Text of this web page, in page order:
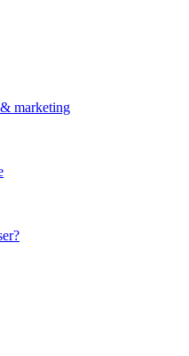
marketing